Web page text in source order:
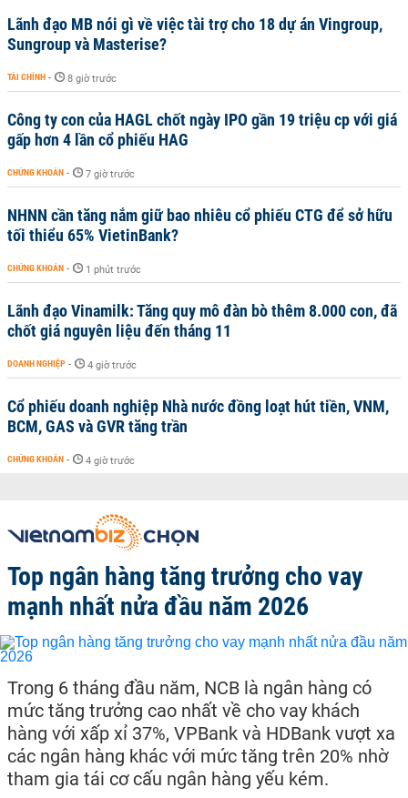
Lãnh đạo MB nói gì về việc tài trợ cho 18 dự án Vingroup,
Sungroup và Masterise?
TÀI CHÍNH - 8 giờ trước
Công ty con của HAGL chốt ngày IPO gần 19 triệu cp với giá
gấp hơn 4 lần cổ phiếu HAG
CHỨNG KHOÁN - 7 giờ trước
NHNN cần tăng nắm giữ bao nhiêu cổ phiếu CTG để sở hữu
tối thiểu 65% VietinBank?
CHỨNG KHOÁN - 1 phút trước
Lãnh đạo Vinamilk: Tăng quy mô đàn bò thêm 8.000 con, đã
chốt giá nguyên liệu đến tháng 11
DOANH NGHIỆP - 4 giờ trước
Cổ phiếu doanh nghiệp Nhà nước đồng loạt hút tiền, VNM,
BCM, GAS và GVR tăng trần
CHỨNG KHOÁN - 4 giờ trước
Top ngân hàng tăng trưởng cho vay
mạnh nhất nửa đầu năm 2026
Trong 6 tháng đầu năm, NCB là ngân hàng có
mức tăng trưởng cao nhất về cho vay khách
hàng với xấp xỉ 37%, VPBank và HDBank vượt xa
các ngân hàng khác với mức tăng trên 20% nhờ
tham gia tái cơ cấu ngân hàng yếu kém.